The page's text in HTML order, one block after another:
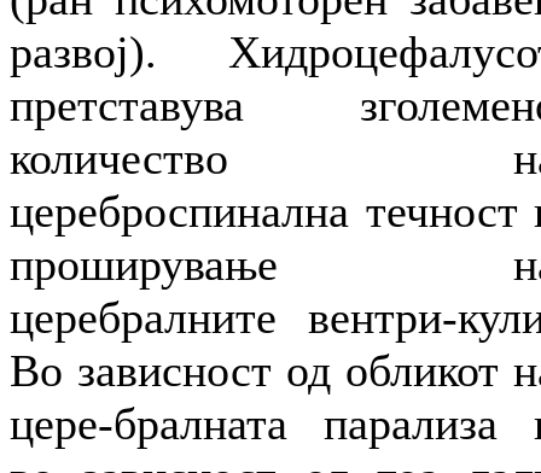
развој).
претставува
количество
цереброспинална течност
проширување
церебралните вентри-
Во зависност од обликот
цере-бралната парализа